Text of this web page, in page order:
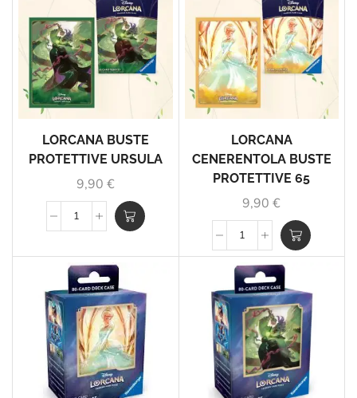
LORCANA BUSTE
PROTETTIVE URSULA
9,90 €
LORCANA
CENERENTOLA BUSTE
PROTETTIVE 65
9,90€